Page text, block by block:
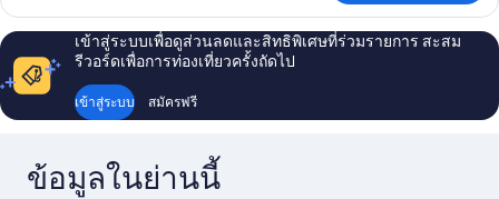
เกี่ยว
กับ
Quadruple
Room
Standard
เข้าสู่ระบบเพื่อดูส่วนลดและสิทธิพิเศษที่ร่วมรายการ สะสม
รีวอร์ดเพื่อการท่องเที่ยวครั้งถัดไป
เข้าสู่ระบบ สมัครฟรี
ข้อมูลในย่านนี้